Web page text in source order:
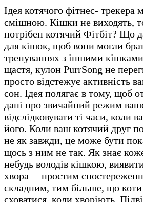
Ідея котячого фітнес- трекера
смішною. Кішки не виходять,
потрібен котячий Фітбіт? Що
для кішок, щоб вони могли
тренуваннях з іншими кішками
щастя, кулон PurrSong не
просто відстежує активність
сон. Ідея полягає в тому, щоб
дані про звичайний режим
відслідковувати ті часи, коли
його. Коли ваш котячий друг
не як завжди, це може бути
щось з ним не так. Як знає
небудь володів кішкою,
хвора – простим
складним, тим більше, що
сховатися, коли хворіють.